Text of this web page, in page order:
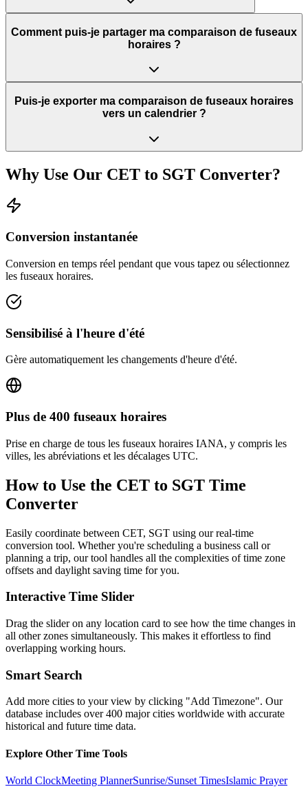
Comment puis-je partager ma comparaison de fuseaux
horaires ?
Puis-je exporter ma comparaison de fuseaux horaires
vers un calendrier ?
Why Use Our CET to SGT Converter?
Conversion instantanée
Conversion en temps réel pendant que vous tapez ou sélectionnez
les fuseaux horaires.
Sensibilisé à l'heure d'été
Gère automatiquement les changements d'heure d'été.
Plus de 400 fuseaux horaires
Prise en charge de tous les fuseaux horaires IANA, y compris les
villes, les abréviations et les décalages UTC.
How to Use the CET to SGT Time
Converter
Easily coordinate between CET, SGT using our real-time
conversion tool. Whether you're scheduling a business call or
planning a trip, our tool handles all the complexities of time zone
offsets and daylight saving time for you.
Interactive Time Slider
Drag the slider on any location card to see how the time changes in
all other zones simultaneously. This makes it effortless to find
overlapping working hours.
Smart Search
Add more cities to your view by clicking "Add Timezone". Our
database includes over 400 major cities worldwide with accurate
historical and future time data.
Explore Other Time Tools
World ClockMeeting PlannerSunrise/Sunset TimesIslamic Prayer